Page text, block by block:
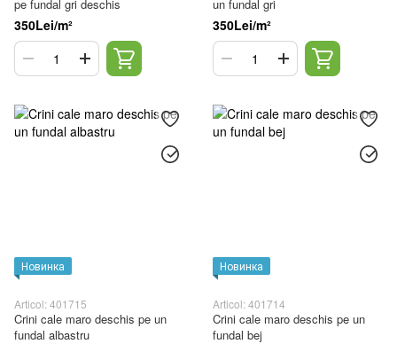
pe fundal gri deschis
350Lei/m²
un fundal gri
350Lei/m²
Новинка
Articol: 401715
Crini cale maro deschis pe un
fundal albastru
Новинка
Articol: 401714
Crini cale maro deschis pe un
fundal bej